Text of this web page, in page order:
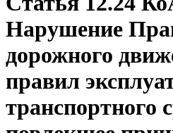
Нарушение
дорожного
правил
транспортного